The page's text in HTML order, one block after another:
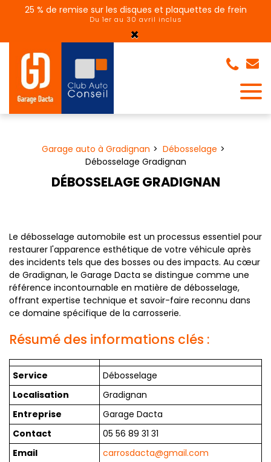
25 % de remise sur les disques et plaquettes de frein
Du 1er au 30 avril inclus
×
Garage auto à Gradignan
Débosselage
Débosselage Gradignan
DÉBOSSELAGE GRADIGNAN
Le débosselage automobile est un processus essentiel pour
restaurer l'apparence esthétique de votre véhicule après
des incidents tels que des bosses ou des impacts. Au cœur
de Gradignan, le Garage Dacta se distingue comme une
référence incontournable en matière de débosselage,
offrant expertise technique et savoir-faire reconnu dans
ce domaine spécifique de la carrosserie.
Résumé des informations clés :
Service
Débosselage
Localisation
Gradignan
Entreprise
Garage Dacta
Contact
05 56 89 31 31
Email
carrosdacta@gmail.com
Panneau de gestion des cookies